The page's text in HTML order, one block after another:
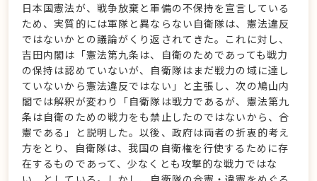
日本国憲法が、戦争放棄と軍備の不保持を宣言している
ため、実質的には軍隊と異ならない自衛隊は、憲法違反
ではないかとの議論がくり返されてきた。これに対し、
吉田内閣は「憲法第九条は、自衛のためであっても戦力
の保持は認めていないが、自衛隊はまだ戦力の域に達し
ていないから憲法違反ではない」と主張し、次の鳩山内
閣では解釈が変わり「自衛隊は戦力であるが、憲法第九
条は自衛のための戦力をも禁止したのではないから、合
憲である」と説明した。以後、政府は両者の折衷的考え
方をとり、自衛隊は、我国の自衛権を行使するために存
在するものであって、少なくとも攻撃的な戦力ではな